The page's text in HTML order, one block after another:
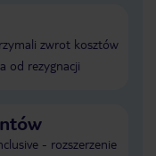
zwrot kosztów
od rezygnacji
- rozszerzenie